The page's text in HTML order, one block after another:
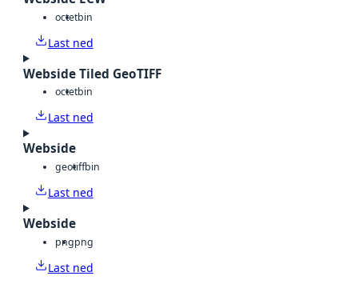
octetbin
Last ned
Webside Tiled GeoTIFF
octetbin
Last ned
Webside
geotiffbin
Last ned
Webside
pngpng
Last ned